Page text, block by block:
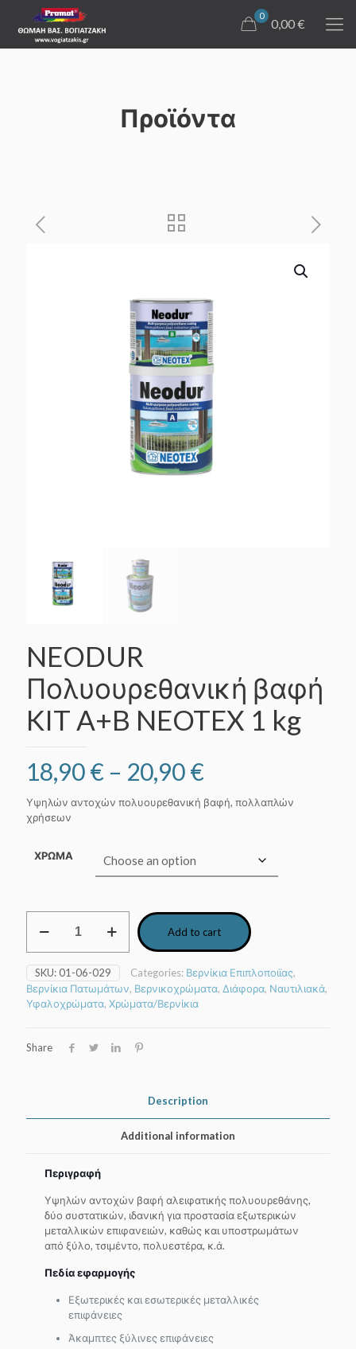
0
0,00 €
Προϊόντα
NEODUR
Πολυουρεθανική βαφή
KIT A+B NEOTEX 1 kg
18,90€ – 20,90€
range:
18,90 €
20,90 €
Υψηλών αντοχών πολυουρεθανική βαφή, πολλαπλών
χρήσεων
ΧΡΩΜΑ
Πολυουρεθανική
KIT
A+B
NEOTEX
1
Add to cart
SKU:01-06-029 Categories: Βερνίκια Επιπλοποιϊας,
Βερνίκια Πατωμάτων, Βερνικοχρώματα, Διάφορα, Ναυτιλιακά,
Υφαλοχρώματα, Χρώματα/Βερνίκια
Share
Description
Additional information
Περιγραφή
Υψηλών αντοχών βαφή αλειφατικής πολυουρεθάνης,
δύο συστατικών, ιδανική για προστασία εξωτερικών
μεταλλικών επιφανειών, καθώς και υποστρωμάτων
από ξύλο, τσιμέντο, πολυεστέρα, κ.ά.
Πεδία εφαρμογής
Εξωτερικές και εσωτερικές μεταλλικές
επιφάνειες
Άκαμπτες ξύλινες επιφάνειες